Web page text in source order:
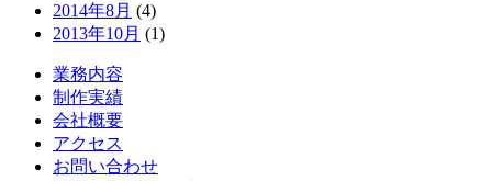
2014年8月 (4)
2013年10月 (1)
業務内容
制作実績
会社概要
アクセス
お問い合わせ